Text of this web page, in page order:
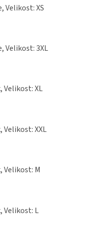
Velikost: XS
Velikost: 3XL
Velikost: XL
Velikost: XXL
Velikost: M
Velikost: L